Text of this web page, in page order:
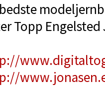
Topp Engelsted